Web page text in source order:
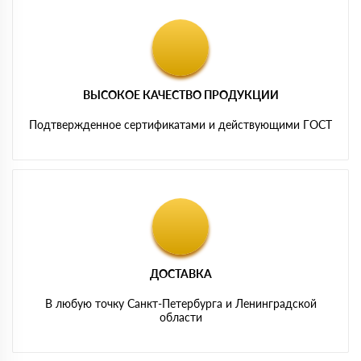
ВЫСОКОЕ КАЧЕСТВО ПРОДУКЦИИ
Подтвержденное сертификатами и действующими ГОСТ
ДОСТАВКА
В любую точку Санкт-Петербурга и Ленинградской
области